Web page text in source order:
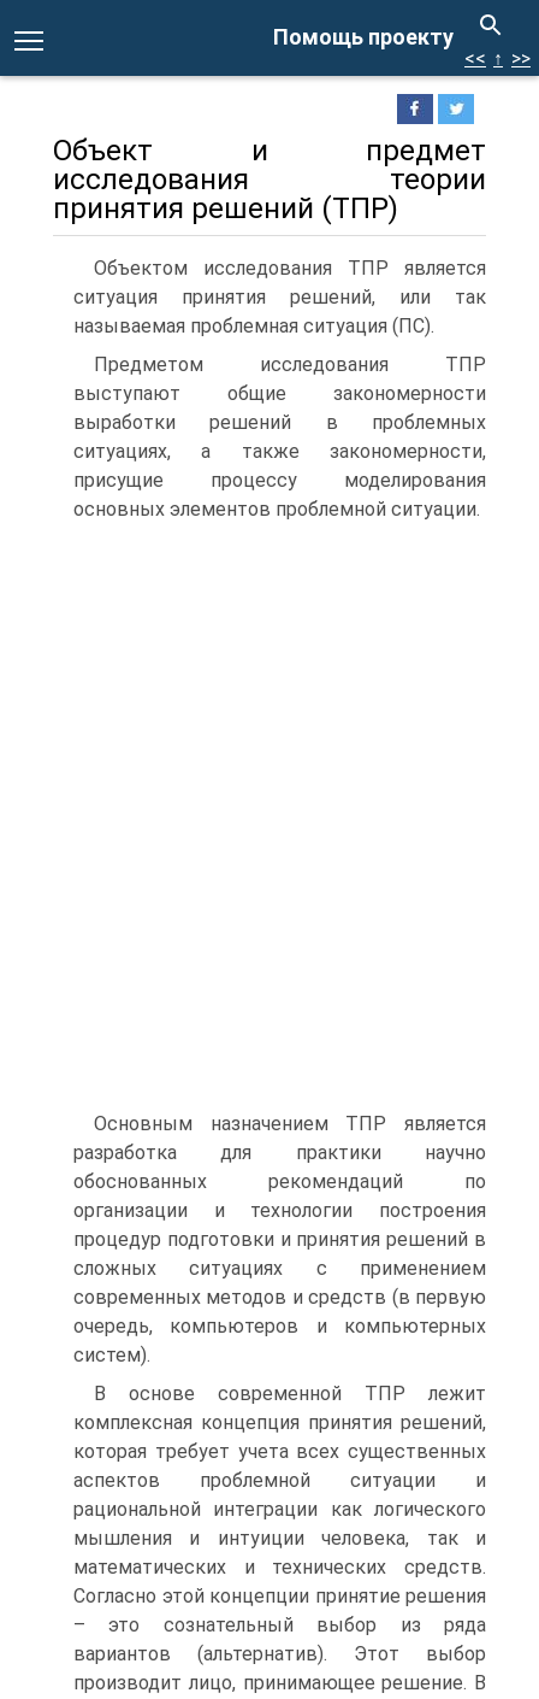
Помощь проекту
<< ↑ >>
Объект и предмет
исследования теории
принятия решений (ТПР)
Объектом исследования ТПР является
ситуация принятия решений, или так
называемая проблемная ситуация (ПС).
Предметом исследования ТПР
выступают общие закономерности
выработки решений в проблемных
ситуациях, а также закономерности,
присущие процессу моделирования
основных элементов проблемной ситуации.
Основным назначением ТПР является
разработка для практики научно
обоснованных рекомендаций по
организации и технологии построения
процедур подготовки и принятия решений в
сложных ситуациях с применением
современных методов и средств (в первую
очередь, компьютеров и компьютерных
систем).
В основе современной ТПР лежит
комплексная концепция принятия решений,
которая требует учета всех существенных
аспектов проблемной ситуации и
рациональной интеграции как логического
мышления и интуиции человека, так и
математических и технических средств.
Согласно этой концепции принятие решения
– это сознательный выбор из ряда
вариантов (альтернатив). Этот выбор
производит лицо, принимающее решение. В